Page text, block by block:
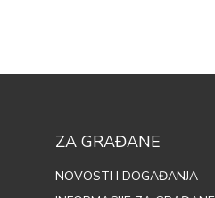
ZA GRAĐANE
NOVOSTI I DOGAĐANJA